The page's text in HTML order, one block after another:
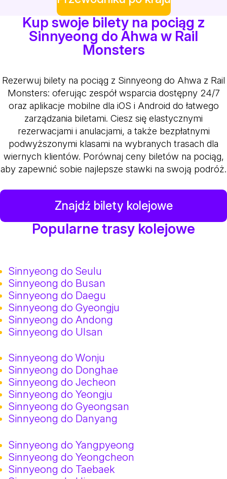
Kup swoje bilety na pociąg z
Sinnyeong do Ahwa w Rail
Monsters
Rezerwuj bilety na pociąg z Sinnyeong do Ahwa z Rail
Monsters: oferując zespół wsparcia dostępny 24/7
oraz aplikacje mobilne dla iOS i Android do łatwego
zarządzania biletami. Ciesz się elastycznymi
rezerwacjami i anulacjami, a także bezpłatnymi
podwyższonymi klasami na wybranych trasach dla
wiernych klientów. Porównaj ceny biletów na pociąg,
aby zapewnić sobie najlepsze stawki na swoją podróż.
Znajdź bilety kolejowe
Popularne trasy kolejowe
Sinnyeong do Seulu
Sinnyeong do Busan
Sinnyeong do Daegu
Sinnyeong do Gyeongju
Sinnyeong do Andong
Sinnyeong do Ulsan
Sinnyeong do Wonju
Sinnyeong do Donghae
Sinnyeong do Jecheon
Sinnyeong do Yeongju
Sinnyeong do Gyeongsan
Sinnyeong do Danyang
Sinnyeong do Yangpyeong
Sinnyeong do Yeongcheon
Sinnyeong do Taebaek